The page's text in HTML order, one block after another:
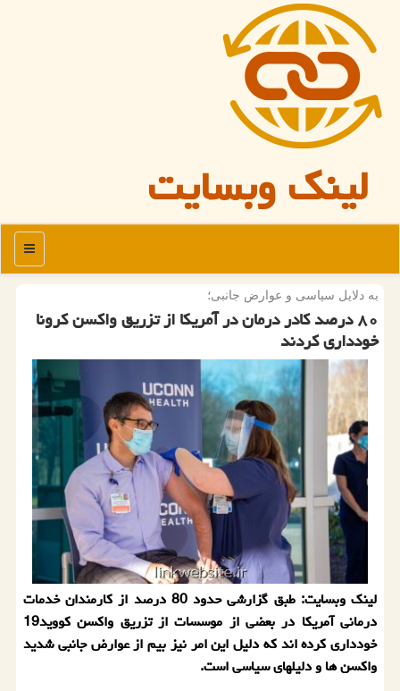
لینک وبسایت
منو
به دلایل سیاسی و عوارض جانبی؛
۸۰ درصد كادر درمان در آمریكا از تزریق واكسن كرونا
خودداری كردند
لینک وبسایت: طبق گزارشی حدود 80 درصد از کارمندان خدمات
درمانی آمریکا در بعضی از موسسات از تزریق واکسن کووید19
خودداری کرده اند که دلیل این امر نیز بیم از عوارض جانبی شدید
واکسن ها و دلیلهای سیاسی است.